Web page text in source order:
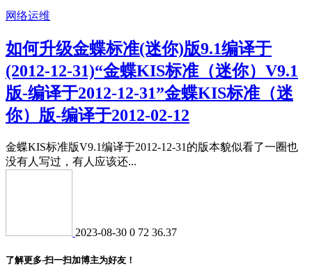
网络运维
如何升级金蝶标准(迷你)版9.1编译于
(2012-12-31)“金蝶KIS标准（迷你）V9.1
版-编译于2012-12-31”金蝶KIS标准（迷
你）版-编译于2012-02-12
金蝶KIS标准版V9.1编译于2012-12-31的版本貌似看了一圈也
没有人写过，有人应该还...
2023-08-30 0 72 36.37
了解更多-扫一扫加博主为好友！